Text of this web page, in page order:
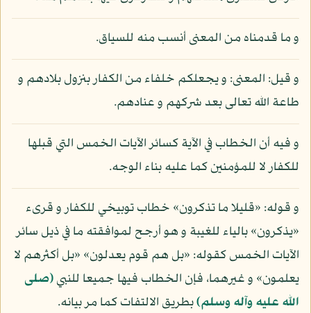
و ما قدمناه من المعنى أنسب منه للسياق.
و قيل: المعنى: و يجعلكم خلفاء من الكفار بنزول بلادهم و
طاعة الله تعالى بعد شركهم و عنادهم.
و فيه أن الخطاب في الآية كسائر الآيات الخمس التي قبلها
للكفار لا للمؤمنين كما عليه بناء الوجه.
و قوله: «قليلا ما تذكرون» خطاب توبيخي للكفار و قرىء
«يذكرون» بالياء للغيبة و هو أرجح لموافقته ما في ذيل سائر
الآيات الخمس كقوله: «بل هم قوم يعدلون» «بل أكثرهم لا
يعلمون» و غيرهما، فإن الخطاب فيها جميعا للنبي(صلى
الله عليه وآله وسلم)بطريق الالتفات كما مر بيانه.